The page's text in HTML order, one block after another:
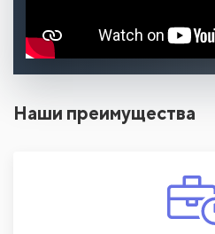
Наши преимущества